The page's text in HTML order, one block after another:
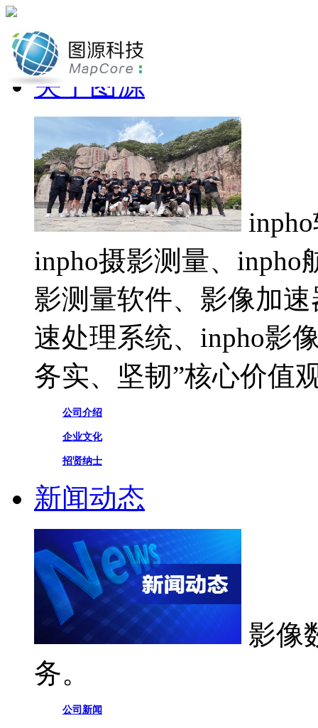
网站首页
关于图源
inpho摄影测量、inpho
影测量软件、影像加
速处理系统、inpho影
务实、坚韧”核心价值
公司介绍
企业文化
招贤纳士
新闻动态
影像
务。
公司新闻